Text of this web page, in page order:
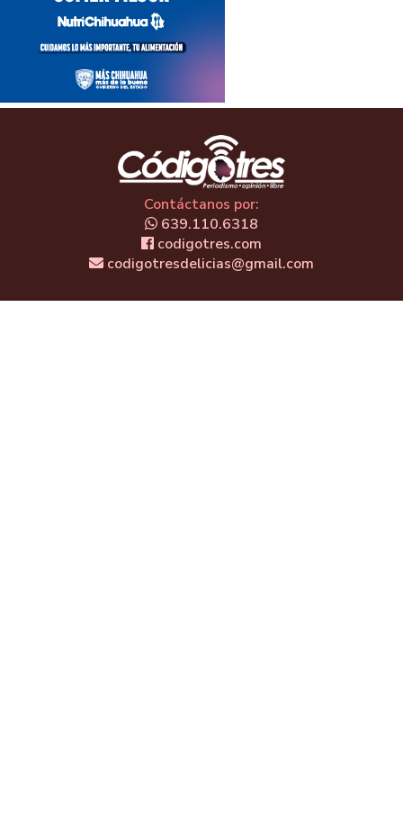
Contáctanos por:
639.110.6318
codigotres.com
codigotresdelicias@gmail.com